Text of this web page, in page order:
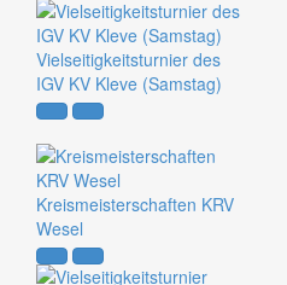
Vielseitigkeitsturnier des
IGV KV Kleve (Samstag)
Kreismeisterschaften KRV
Wesel